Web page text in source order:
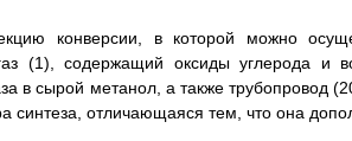
конверсии, в которой можно
(1), содержащий оксиды углерода и
в сырой метанол, а также трубопровод
синтеза, отличающаяся тем, что она